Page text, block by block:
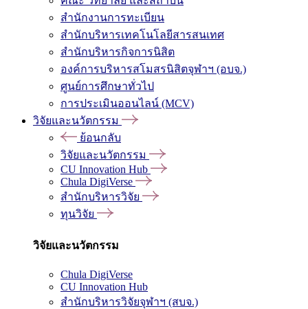
สำนักงานการทะเบียน
สำนักบริหารเทคโนโลยีสารสนเทศ
สำนักบริหารกิจการนิสิต
องค์การบริหารสโมสรนิสิตจุฬาฯ (อบจ.)
ศูนย์การศึกษาทั่วไป
การประเมินออนไลน์ (MCV)
วิจัยและนวัตกรรม
ย้อนกลับ
วิจัยและนวัตกรรม
CU Innovation Hub
Chula DigiVerse
สำนักบริหารวิจัย
ทุนวิจัย
วิจัยและนวัตกรรม
Chula DigiVerse
CU Innovation Hub
สำนักบริหารวิจัยจุฬาฯ (สบจ.)